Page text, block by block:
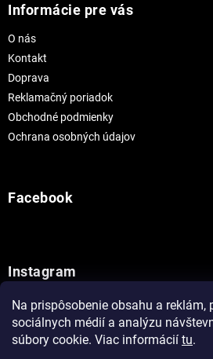
Na prispôsobenie obsahu a
sociálnych médií a analýzu
súbory cookie. Viac informácií tu.
Informácie pre vás
O nás
Kontakt
Doprava
Reklamačný poriadok
Obchodné podmienky
Ochrana osobných údajov
Facebook
Instagram
Sledovať na Instagrame